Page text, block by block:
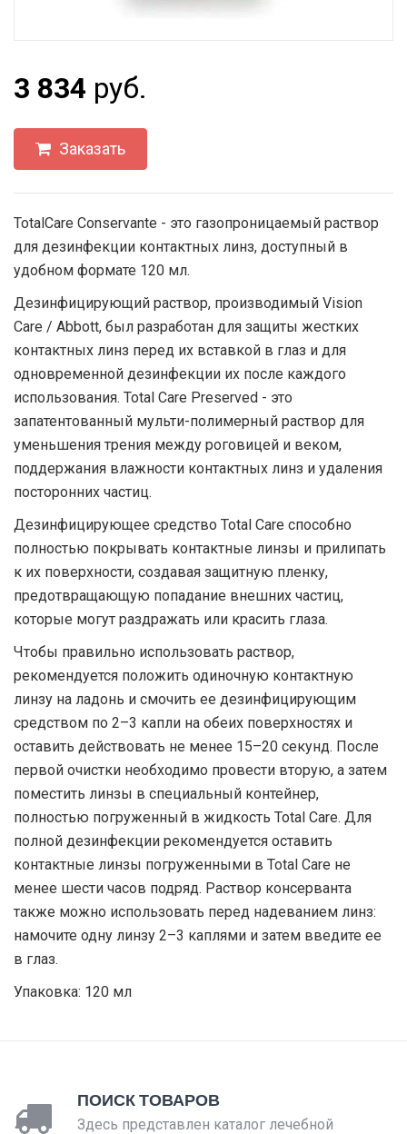
3 834 руб.
Заказать
TotalCare Conservante - это газопроницаемый раствор
для дезинфекции контактных линз, доступный в
удобном формате 120 мл.
Дезинфицирующий раствор, производимый Vision
Care / Abbott, был разработан для защиты жестких
контактных линз перед их вставкой в ​​глаз и для
одновременной дезинфекции их после каждого
использования. Total Care Preserved - это
запатентованный мульти-полимерный раствор для
уменьшения трения между роговицей и веком,
поддержания влажности контактных линз и удаления
посторонних частиц.
Дезинфицирующее средство Total Care способно
полностью покрывать контактные линзы и прилипать
к их поверхности, создавая защитную пленку,
предотвращающую попадание внешних частиц,
которые могут раздражать или красить глаза.
Чтобы правильно использовать раствор,
рекомендуется положить одиночную контактную
линзу на ладонь и смочить ее дезинфицирующим
средством по 2–3 капли на обеих поверхностях и
оставить действовать не менее 15–20 секунд. После
первой очистки необходимо провести вторую, а затем
поместить линзы в специальный контейнер,
полностью погруженный в жидкость Total Care. Для
полной дезинфекции рекомендуется оставить
контактные линзы погруженными в Total Care не
менее шести часов подряд. Раствор консерванта
также можно использовать перед надеванием линз:
намочите одну линзу 2–3 каплями и затем введите ее
в глаз.
Упаковка: 120 мл
ПОИСК ТОВАРОВ
Здесь представлен каталог лечебной